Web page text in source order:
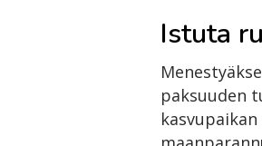
Istuta
paksuuden